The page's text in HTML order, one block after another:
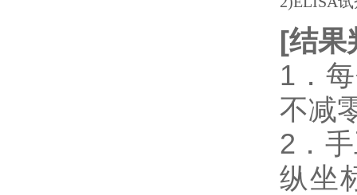
[结果
1．
不减
2．
纵坐